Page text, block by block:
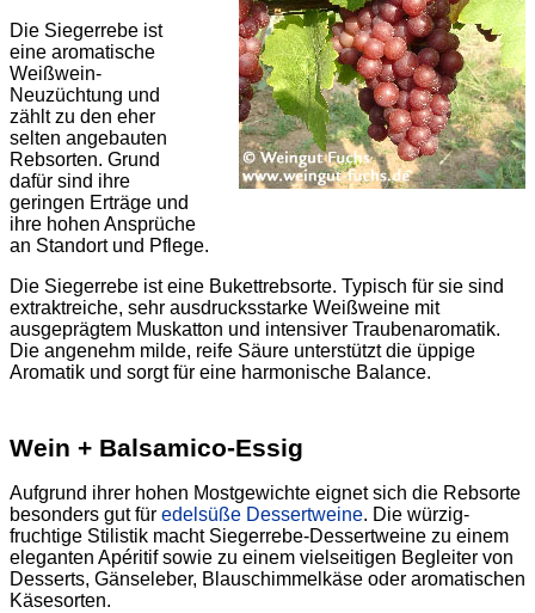
Die Siegerrebe ist
eine aromatische
Weißwein-
Neuzüchtung und
zählt zu den eher
selten angebauten
Rebsorten. Grund
dafür sind ihre
geringen Erträge und
ihre hohen Ansprüche
an Standort und Pflege.
Die Siegerrebe ist eine Bukettrebsorte. Typisch für sie sind
extraktreiche, sehr ausdrucksstarke Weißweine mit
ausgeprägtem Muskatton und intensiver Traubenaromatik.
Die angenehm milde, reife Säure unterstützt die üppige
Aromatik und sorgt für eine harmonische Balance.
Wein + Balsamico-Essig
Aufgrund ihrer hohen Mostgewichte eignet sich die Rebsorte
besonders gut für edelsüße Dessertweine. Die würzig-
fruchtige Stilistik macht Siegerrebe-Dessertweine zu einem
eleganten Apéritif sowie zu einem vielseitigen Begleiter von
Desserts, Gänseleber, Blauschimmelkäse oder aromatischen
Käsesorten.